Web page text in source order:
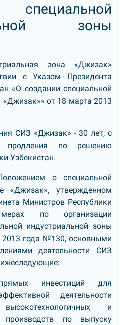
зоны
зона «Джизак»
с Указом Президента
«О создании специальной
от 18 марта 2013
СИЗ «Джизак» - 30 лет, с
продления по решению
Узбекистан.
о специальной
«Джизак», утвержденном
Министров Республики
по организации
индустриальной зоны
года №130, основными
деятельности СИЗ
инвестиций для
деятельности
и
производств по выпуску